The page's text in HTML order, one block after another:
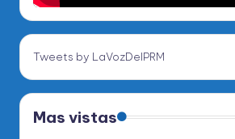
Tweets by LaVozDelPRM
Mas vistas